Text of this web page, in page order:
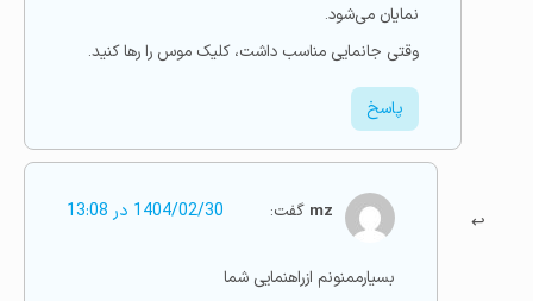
نمایان می‌شود.
وقتی جانمایی مناسب داشت، کلیک موس را رها کنید.
پاسخ
mz گفت: 1404/02/30 در 13:08
بسیارممنونم ازراهنمایی شما